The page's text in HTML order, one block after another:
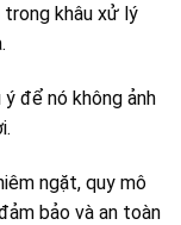
khâu xử lý
để nó không ảnh
ngặt, quy mô
bảo và an toàn